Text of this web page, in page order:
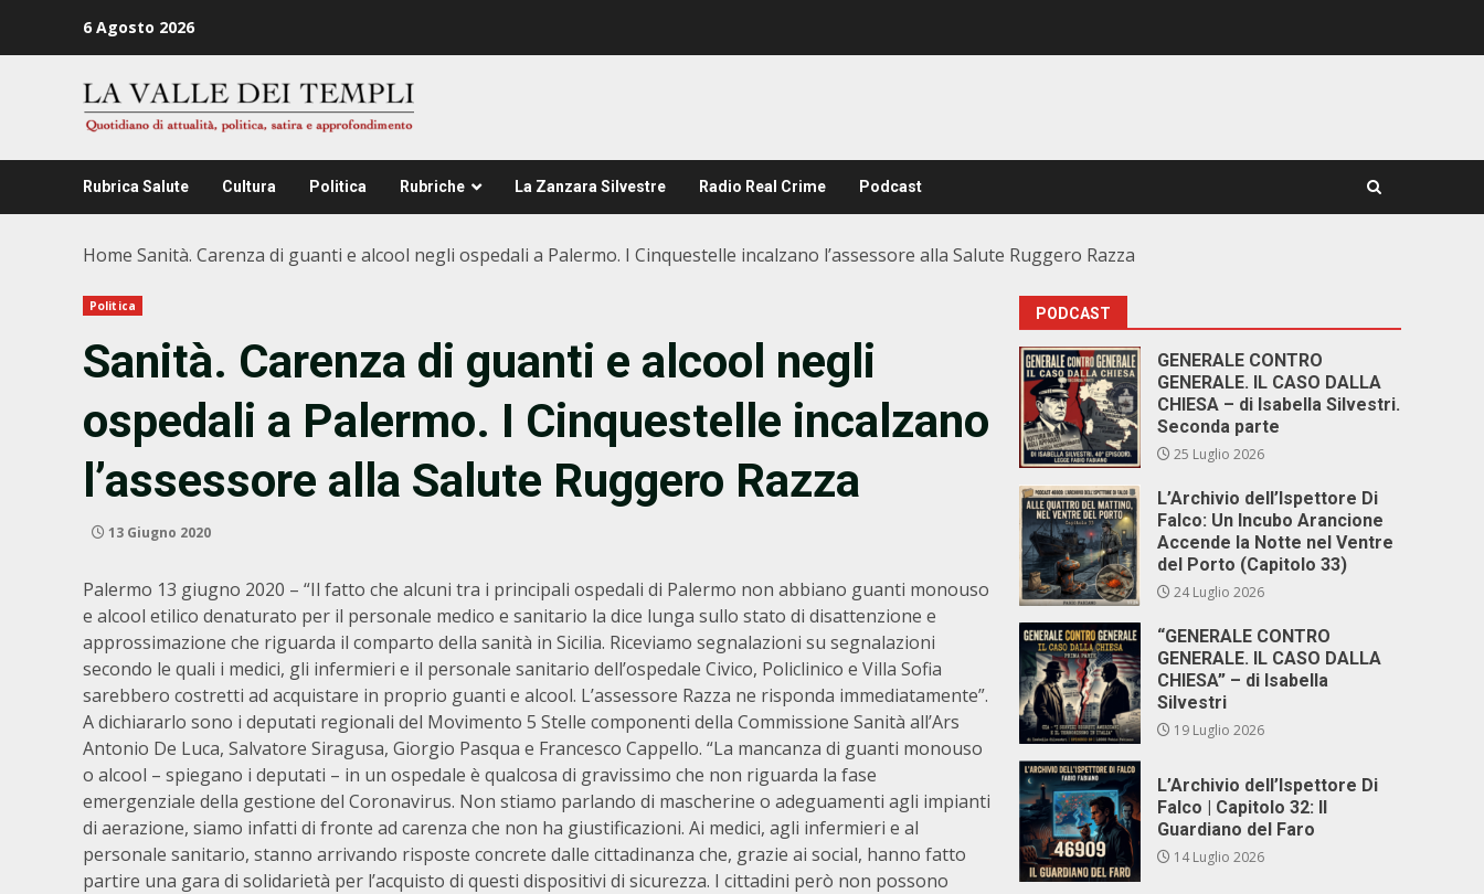
6 Agosto 2026
Rubrica Salute Cultura Politica Rubriche La Zanzara Silvestre Radio Real Crime Podcast
Home Sanità. Carenza di guanti e alcool negli ospedali a Palermo. I Cinquestelle incalzano l’assessore alla Salute Ruggero Razza
Politica
Sanità. Carenza di guanti e alcool negli
ospedali a Palermo. I Cinquestelle incalzano
l’assessore alla Salute Ruggero Razza
13 Giugno 2020
Palermo 13 giugno 2020 – “Il fatto che alcuni tra i principali ospedali di Palermo non abbiano guanti monouso
e alcool etilico denaturato per il personale medico e sanitario la dice lunga sullo stato di disattenzione e
approssimazione che riguarda il comparto della sanità in Sicilia. Riceviamo segnalazioni su segnalazioni
secondo le quali i medici, gli infermieri e il personale sanitario dell’ospedale Civico, Policlinico e Villa Sofia
sarebbero costretti ad acquistare in proprio guanti e alcool. L’assessore Razza ne risponda immediatamente”.
A dichiararlo sono i deputati regionali del Movimento 5 Stelle componenti della Commissione Sanità all’Ars
Antonio De Luca, Salvatore Siragusa, Giorgio Pasqua e Francesco Cappello. “La mancanza di guanti monouso
o alcool – spiegano i deputati – in un ospedale è qualcosa di gravissimo che non riguarda la fase
emergenziale della gestione del Coronavirus. Non stiamo parlando di mascherine o adeguamenti agli impianti
di aerazione, siamo infatti di fronte ad carenza che non ha giustificazioni. Ai medici, agli infermieri e al
personale sanitario, stanno arrivando risposte concrete dalle cittadinanza che, grazie ai social, hanno fatto
partire una gara di solidarietà per l’acquisto di questi dispositivi di sicurezza. I cittadini però non possono
PODCAST
GENERALE CONTRO
GENERALE. IL CASO DALLA
CHIESA – di Isabella Silvestri.
Seconda parte
25 Luglio 2026
L’Archivio dell’Ispettore Di
Falco: Un Incubo Arancione
Accende la Notte nel Ventre
del Porto (Capitolo 33)
24 Luglio 2026
“GENERALE CONTRO
GENERALE. IL CASO DALLA
CHIESA” – di Isabella
Silvestri
19 Luglio 2026
L’Archivio dell’Ispettore Di
Falco | Capitolo 32: Il
Guardiano del Faro
14 Luglio 2026